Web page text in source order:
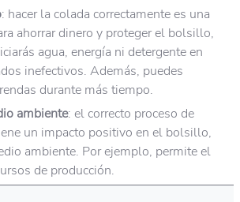
: hacer la colada correctamente es una
ahorrar dinero y proteger el bolsillo,
agua, energía ni detergente en
inefectivos. Además, puedes
durante más tiempo.
ambiente: el correcto proceso de
un impacto positivo en el bolsillo,
ambiente. Por ejemplo, permite el
de producción.